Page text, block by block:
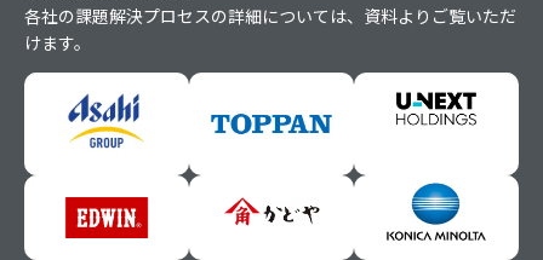
各社の課題解決プロセスの詳細については、資料よりご覧いただ
けます。